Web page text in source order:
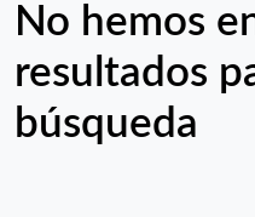
No hemos
resultados
búsqueda